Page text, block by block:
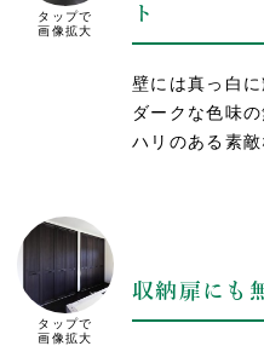
タップで
画像拡大
ト
壁には真っ白
ダークな色味
ハリのある素敵
タップで
画像拡大
収納扉にも